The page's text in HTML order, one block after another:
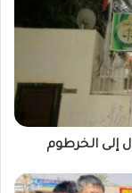
إلى الخرطوم